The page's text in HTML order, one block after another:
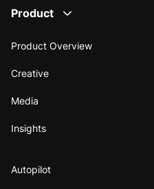
Product
Product Overview
Creative
Media
Insights
Autopilot